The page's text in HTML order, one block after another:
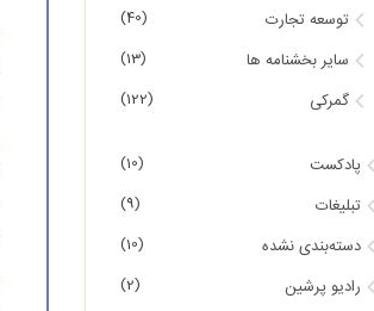
توسعه تجارت (40)
سایر بخشنامه ها (13)
گمرکی (122)
پادکست (10)
تبلیغات (9)
دسته‌بندی نشده (10)
رادیو پرشین (2)